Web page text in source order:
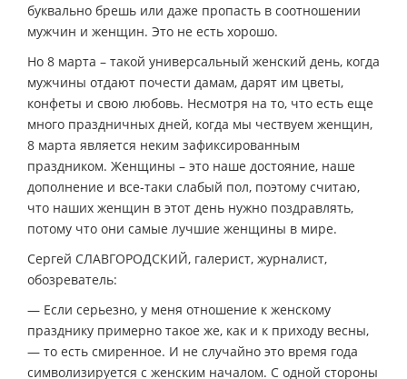
буквально брешь или даже пропасть в соотношении
мужчин и женщин. Это не есть хорошо.
Но 8 марта – такой универсальный женский день, когда
мужчины отдают почести дамам, дарят им цветы,
конфеты и свою любовь. Несмотря на то, что есть еще
много праздничных дней, когда мы чествуем женщин,
8 марта является неким зафиксированным
праздником. Женщины – это наше достояние, наше
дополнение и все-таки слабый пол, поэтому считаю,
что наших женщин в этот день нужно поздравлять,
потому что они самые лучшие женщины в мире.
Сергей СЛАВГОРОДСКИЙ, галерист, журналист,
обозреватель:
— Если серьезно, у меня отношение к женскому
празднику примерно такое же, как и к приходу весны,
— то есть смиренное. И не случайно это время года
символизируется с женским началом. С одной стороны